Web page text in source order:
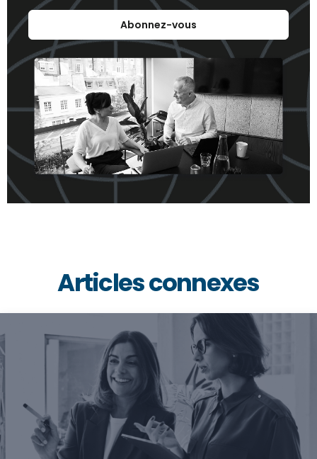
Abonnez-vous
Articles connexes